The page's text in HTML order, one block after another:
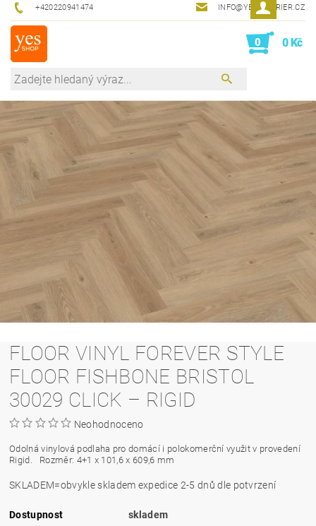
+420220941474 INFO@YESINTERIER.CZ
0 0 Kč
FLOOR VINYL FOREVER STYLE
FLOOR FISHBONE BRISTOL
30029 CLICK – RIGID
Neohodnoceno
Odolná vinylová podlaha pro domácí i polokomerční využit v provedení
Rigid.
Rozměr: 4+1 x 101,6 x 609,6 mm
SKLADEM=obvykle skladem expedice 2-5 dnů dle potvrzení
Dostupnost
skladem